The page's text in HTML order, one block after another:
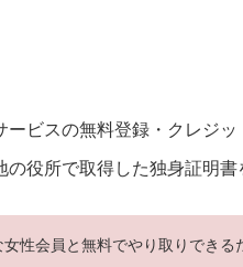
ービスの無料登録・クレジ
の役所で取得した独身証明
性会員と無料でやり取りできる